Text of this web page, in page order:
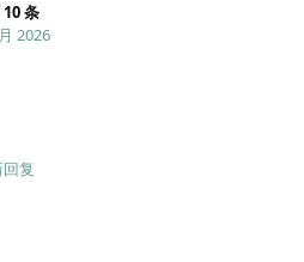
10条
2026
复